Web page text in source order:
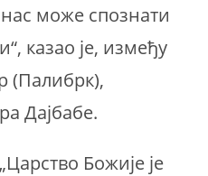
може спознати
казао је, између
(Палибрк),
Дајбабе.
Божије је